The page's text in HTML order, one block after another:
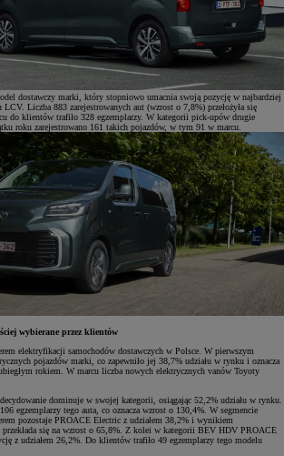
dostawczy marki, który stopniowo umacnia swoją pozycję w najbardziej
Liczba 883 zarejestrowanych aut (wzrost o 7,8%) przełożyła się
do klientów trafiło 328 egzemplarzy. W kategorii pick-upów drugie
roku zarejestrowano 161 takich pojazdów, w tym 91 w marcu.
wybierane przez klientów
elektryfikacji samochodów dostawczych w Polsce. W pierwszym
pojazdów marki, co zapewniło jej 38,7% udziału w rynku i oznacza
rokiem. W marcu liczba nowych elektrycznych vanów Toyoty
dominuje w swojej kategorii, osiągając 52,2% udziału w rynku.
egzemplarzy tego auta, co oznacza wzrost o 130,4%. W segmencie
pozostaje PROACE Electric z udziałem 38,2% i wynikiem
przekłada się na wzrost o 65,8%. Z kolei w kategorii BEV HDV PROACE
z udziałem 26,2%. Do klientów trafiło 49 egzemplarzy tego modelu